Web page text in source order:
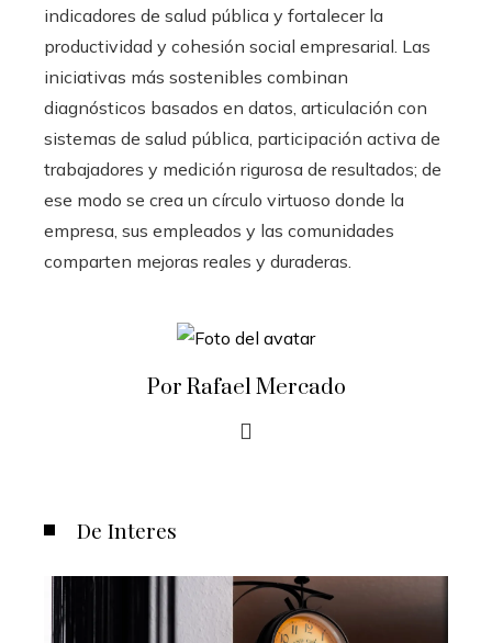
indicadores de salud pública y fortalecer la
productividad y cohesión social empresarial. Las
iniciativas más sostenibles combinan
diagnósticos basados en datos, articulación con
sistemas de salud pública, participación activa de
trabajadores y medición rigurosa de resultados; de
ese modo se crea un círculo virtuoso donde la
empresa, sus empleados y las comunidades
comparten mejoras reales y duraderas.
Por Rafael Mercado
De Interes